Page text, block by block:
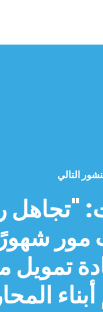
التالي
"تجاهل
مور
تمويل